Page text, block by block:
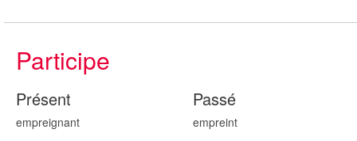
Participe
Présent
empreignant
Passé
empreint